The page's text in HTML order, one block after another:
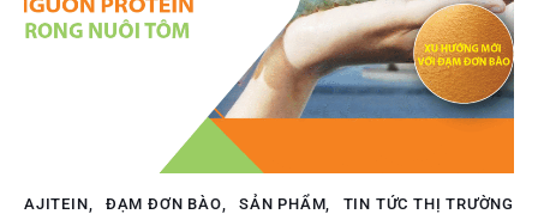
AJITEIN ĐẠM ĐƠN BÀO SẢN PHẨM TIN TỨC THỊ TRƯỜNG